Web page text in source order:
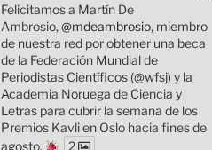
Felicitamos a Martín De
Ambrosio, @mdeambrosio, miembro
de nuestra red por obtener una beca
de la Federación Mundial de
Periodistas Científicos (@wfsj) y la
Academia Noruega de Ciencia y
Letras para cubrir la semana de los
Premios Kavli en Oslo hacia fines de
agosto.
2